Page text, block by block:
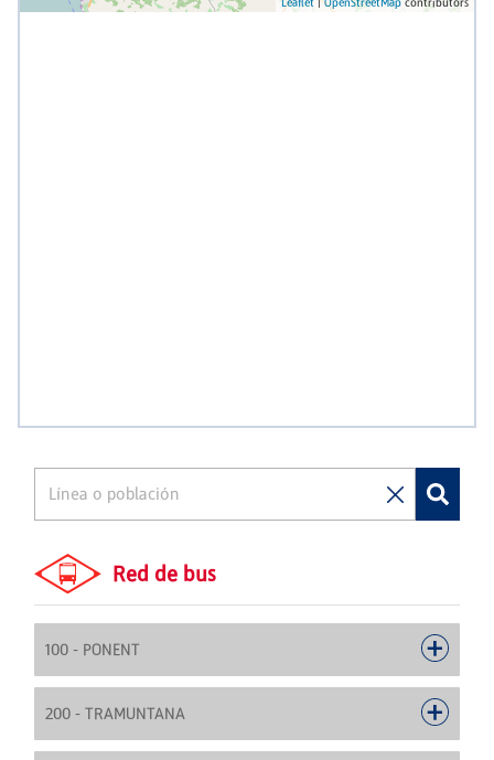
Red de bus
100 - PONENT
200 - TRAMUNTANA